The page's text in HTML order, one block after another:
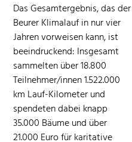
Das Gesamtergeb­nis, das der
Beur­er Kli­malauf in nur vier
Jahren vor­weisen kann, ist
beein­druck­end: Ins­ge­samt
sam­melten über 18.800
Teilnehmer/innen 1.522.000
km Lauf-Kilo­me­ter und
spende­ten dabei knapp
35.000 Bäume und über
21.000 Euro für kar­i­ta­tive